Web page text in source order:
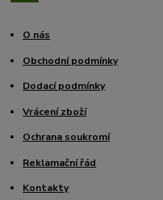
O nás
Obchodní podmínky
Dodací podmínky
Vrácení zboží
Ochrana soukromí
Reklamační řád
Kontakty